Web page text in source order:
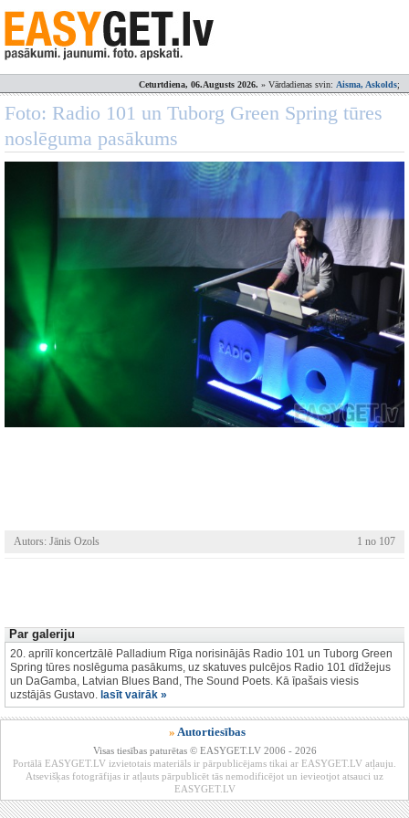
Ceturtdiena, 06.Augusts 2026. » Vārdadienas svin: Aisma, Askolds;
Foto: Radio 101 un Tuborg Green Spring tūres
noslēguma pasākums
Autors: Jānis Ozols 1 no 107
Par galeriju
20. aprīlī koncertzālē Palladium Rīga norisinājās Radio 101 un Tuborg Green
Spring tūres noslēguma pasākums, uz skatuves pulcējos Radio 101 dīdžejus
un DaGamba, Latvian Blues Band, The Sound Poets. Kā īpašais viesis
uzstājās Gustavo. lasīt vairāk »
» Autortiesības
Visas tiesības paturētas © EASYGET.LV 2006 - 2026
Portālā EASYGET.LV izvietotais materiāls ir pārpublicējams tikai ar EASYGET.LV atļauju.
Atsevišķas fotogrāfijas ir atļauts pārpublicēt tās nemodificējot un ievieotjot atsauci uz
EASYGET.LV